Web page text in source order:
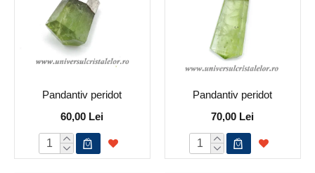
Pandantiv peridot
60,00 Lei
Pandantiv peridot
70,00 Lei